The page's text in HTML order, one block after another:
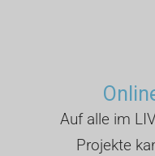
Auf alle im
Projekte